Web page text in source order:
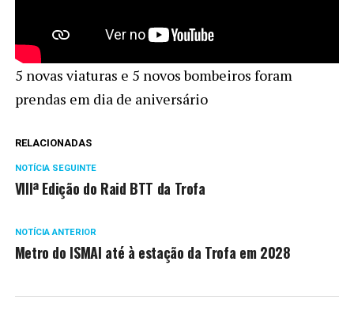
5 novas viaturas e 5 novos bombeiros foram
prendas em dia de aniversário
RELACIONADAS
NOTÍCIA SEGUINTE
VIIIª Edição do Raid BTT da Trofa
NOTÍCIA ANTERIOR
Metro do ISMAI até à estação da Trofa em 2028